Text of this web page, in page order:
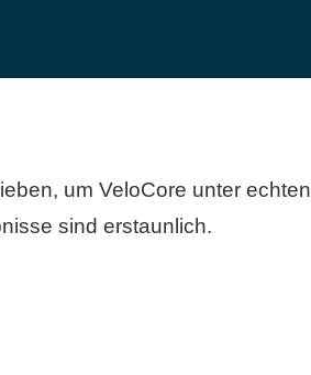
um VeloCore unter echten
sind erstaunlich.